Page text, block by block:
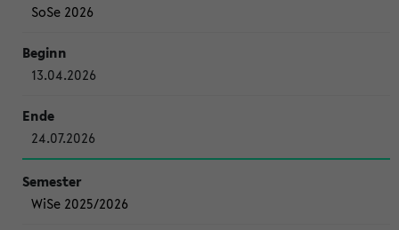
SoSe 2026
13.04.2026
24.07.2026
WiSe 2025/2026